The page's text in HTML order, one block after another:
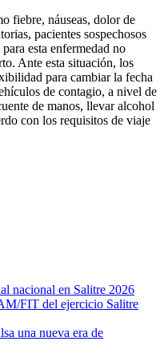
fiebre, náuseas, dolor de
pacientes sospechosos
esta enfermedad no
Ante esta situación, los
para cambiar la fecha
de contagio, a nivel de
de manos, llevar alcohol
con los requisitos de viaje
nacional en Salitre 2026
FIT del ejercicio Salitre
una nueva era de